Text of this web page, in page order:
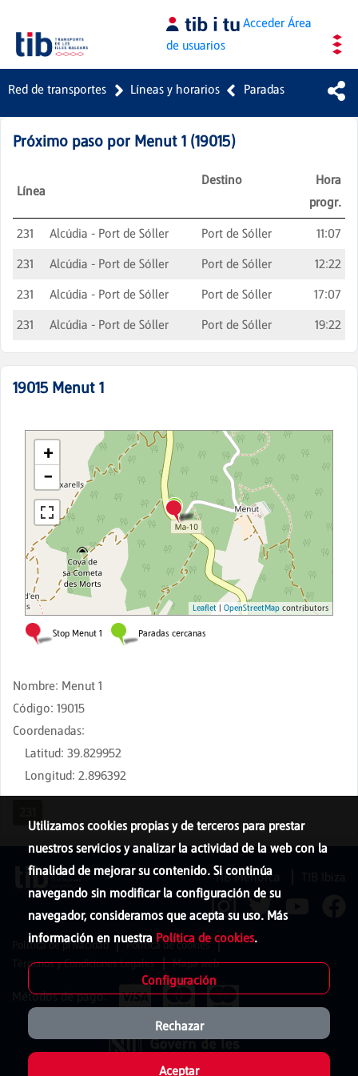
Saltar al contenido principal AccederÁrea
de usuarios
Red de transportes Líneas y horarios Paradas
Próximo paso por Menut 1 (19015)
Línea
Destino
Hora
progr.
231 Alcúdia - Port de Sóller Port de Sóller
11:07
231
Alcúdia - Port de Sóller Port de Sóller
12:22
231
Alcúdia - Port de Sóller Port de Sóller
17:07
231
Alcúdia - Port de Sóller Port de Sóller 19:22
19015 Menut 1
Nombre: Menut 1
Código: 19015
Coordenadas:
Latitud: 39.829952
Longitud: 2.896392
Utilizamos cookies propias y de terceros para prestar
nuestros servicios y analizar la actividad de la web con la
finalidad de mejorar su contenido. Si continúa
navegando sin modificar la configuración de su
navegador, consideramos que acepta su uso. Más
información en nuestra Política de cookies.
Configuración
Rechazar
Aceptar
TIB Menorca
Política de privacidad
Política de cookies
Términos y Condiciones Legales
Mapa web
Métodos de pago: